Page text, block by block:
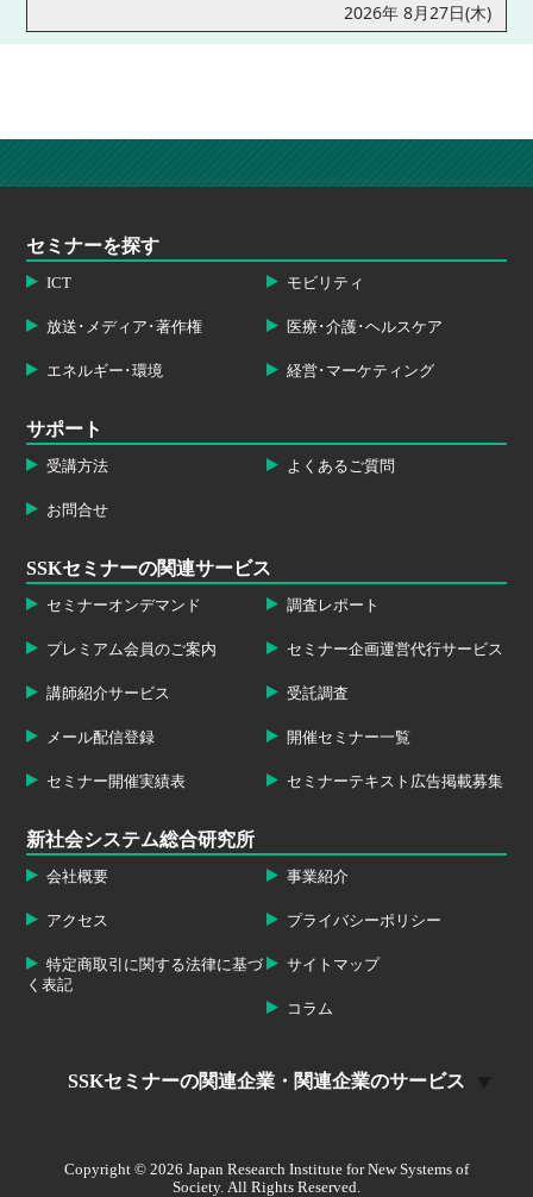
2026年 8月27日(木)
セミナーを探す
ICT モビリティ
放送･メディア･著作権 医療･介護･ヘルスケア
エネルギー･環境 経営･マーケティング
サポート
受講方法 よくあるご質問
お問合せ
SSKセミナーの関連サービス
セミナーオンデマンド 調査レポート
プレミアム会員のご案内 セミナー企画運営代行サービス
講師紹介サービス 受託調査
メール配信登録 開催セミナー一覧
セミナー開催実績表 セミナーテキスト広告掲載募集
新社会システム総合研究所
会社概要 事業紹介
アクセス プライバシーポリシー
特定商取引に関する法律に基づ
く表記
サイトマップ
コラム
SSKセミナーの関連企業・関連企業のサービス
Copyright © 2026 Japan Research Institute for New Systems of
Society. All Rights Reserved.